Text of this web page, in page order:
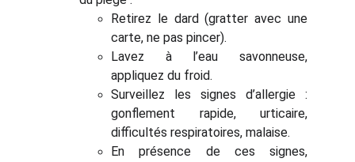
Retirez le dard (gratter avec une
carte, ne pas pincer).
Lavez à l’eau savonneuse,
appliquez du froid.
Surveillez les signes d’allergie :
gonflement rapide, urticaire,
difficultés respiratoires, malaise.
En présence de ces signes,